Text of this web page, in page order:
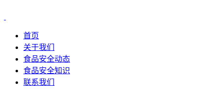
首页
关于我们
食品安全动态
食品安全知识
联系我们